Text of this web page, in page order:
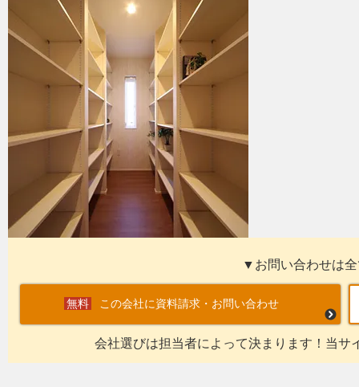
▼お問い合わせは
この会社に資料請求・お問い合わせ
会社選びは担当者によって決まります！当サ